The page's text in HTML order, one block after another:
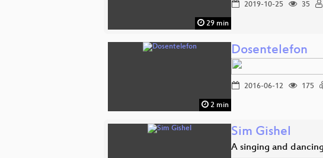
29 min
2019-10-25 35
2 min
Dosentelefon
2016-06-12 175
Sim Gishel
A singing and